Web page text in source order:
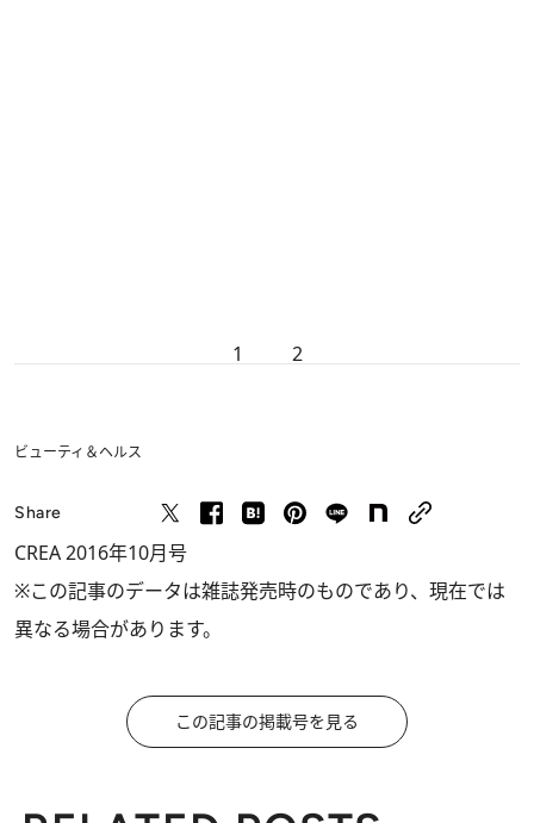
1 2
ビューティ＆ヘルス
Share
CREA 2016年10月号
※この記事のデータは雑誌発売時のものであり、現在では
異なる場合があります。
この記事の掲載号を見る